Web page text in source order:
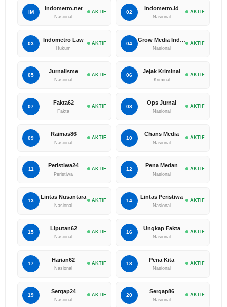
IM
Indometro.net
Nasional
AKTIF 02
Indometro.id
Nasional
AKTIF
03
Indometro Law
Hukum
AKTIF 04
Grow Media Indonesia
Nasional
AKTIF
05
Jurnalisme
Nasional
AKTIF 06
Jejak Kriminal
Kriminal
AKTIF
07
Fakta62
Fakta
AKTIF 08
Ops Jurnal
Nasional
AKTIF
09
Raimas86
Nasional
AKTIF 10
Chans Media
Nasional
AKTIF
11
Peristiwa24
Peristiwa
AKTIF 12
Pena Medan
Nasional
AKTIF
13
Lintas Nusantara
Nasional
AKTIF 14
Lintas Peristiwa
Nasional
AKTIF
15
Liputan62
Nasional
AKTIF 16
Ungkap Fakta
Nasional
AKTIF
17
Harian62
Nasional
AKTIF 18
Pena Kita
Nasional
AKTIF
19
Sergap24
Nasional
AKTIF 20
Sergap86
Nasional
AKTIF